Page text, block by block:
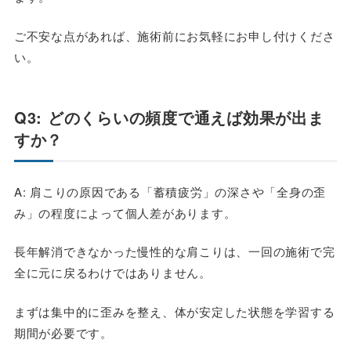
ご不安な点があれば、施術前にお気軽にお申し付けくださ
い。
Q3: どのくらいの頻度で通えば効果が出ま
すか？
A: 肩こりの原因である「蓄積疲労」の深さや「全身の歪
み」の程度によって個人差があります。
長年解消できなかった慢性的な肩こりは、一回の施術で完
全に元に戻るわけではありません。
まずは集中的に歪みを整え、体が安定した状態を学習する
期間が必要です。